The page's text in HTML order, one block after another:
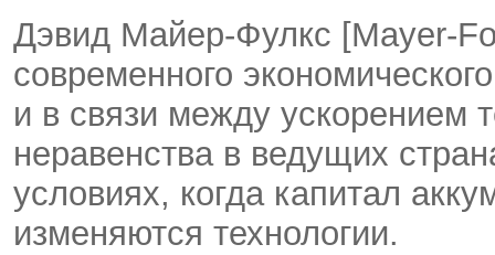
Дэвид Майер-Фулкс [Mayer-
современного
и в связи между ускорением
неравенства в ведущих
условиях, когда капитал
изменяются технологии.